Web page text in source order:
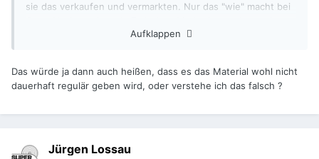
sie das verkaufen und vermarkten. Nur das "wie" macht bei
blanken Lügen besteht dann doch ein Unterschied.
Aufklappen
Das würde ja dann auch heißen, dass es das Material wohl nicht
dauerhaft regulär geben wird, oder verstehe ich das falsch ?
Jürgen Lossau